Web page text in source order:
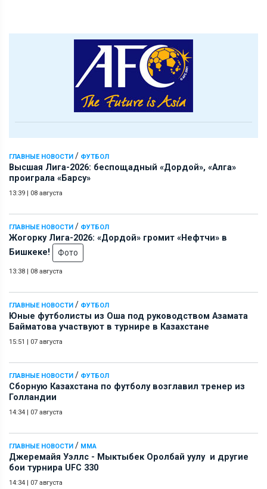
ГЛАВНЫЕ НОВОСТИ / ФУТБОЛ
Высшая Лига-2026: беспощадный «Дордой», «Алга»
проиграла «Барсу»
13:39 | 08 августа
ГЛАВНЫЕ НОВОСТИ / ФУТБОЛ
Жогорку Лига-2026: «Дордой» громит «Нефтчи» в
Бишкеке!
Фото
13:38 | 08 августа
ГЛАВНЫЕ НОВОСТИ / ФУТБОЛ
Юные футболисты из Оша под руководством Азамата
Байматова участвуют в турнире в Казахстане
15:51 | 07 августа
ГЛАВНЫЕ НОВОСТИ / ФУТБОЛ
Сборную Казахстана по футболу возглавил тренер из
Голландии
14:34 | 07 августа
ГЛАВНЫЕ НОВОСТИ / ММА
Джеремайя Уэллс - Мыктыбек Оролбай уулу и другие
бои турнира UFC 330
14:34 | 07 августа